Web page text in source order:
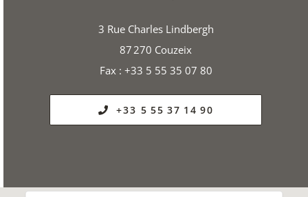
3 Rue Charles Lindbergh
87 270 Couzeix
Fax : +33 5 55 35 07 80
+33 5 55 37 14 90